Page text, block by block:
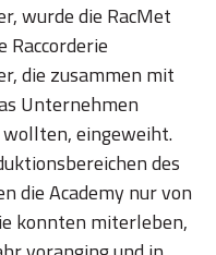
wurde die RacMet
Raccorderie
die zusammen mit
Unternehmen
eingeweiht.
des
die Academy nur von
konnten miterleben,